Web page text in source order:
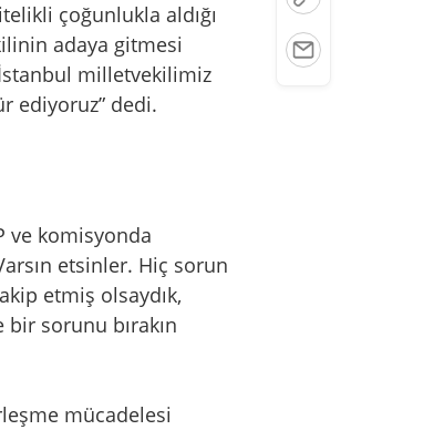
çoğunlukla aldığı
adaya gitmesi
milletvekilimiz
ediyoruz” dedi.
ve komisyonda
etsinler. Hiç sorun
etmiş olsaydık,
bir sorunu bırakın
mücadelesi